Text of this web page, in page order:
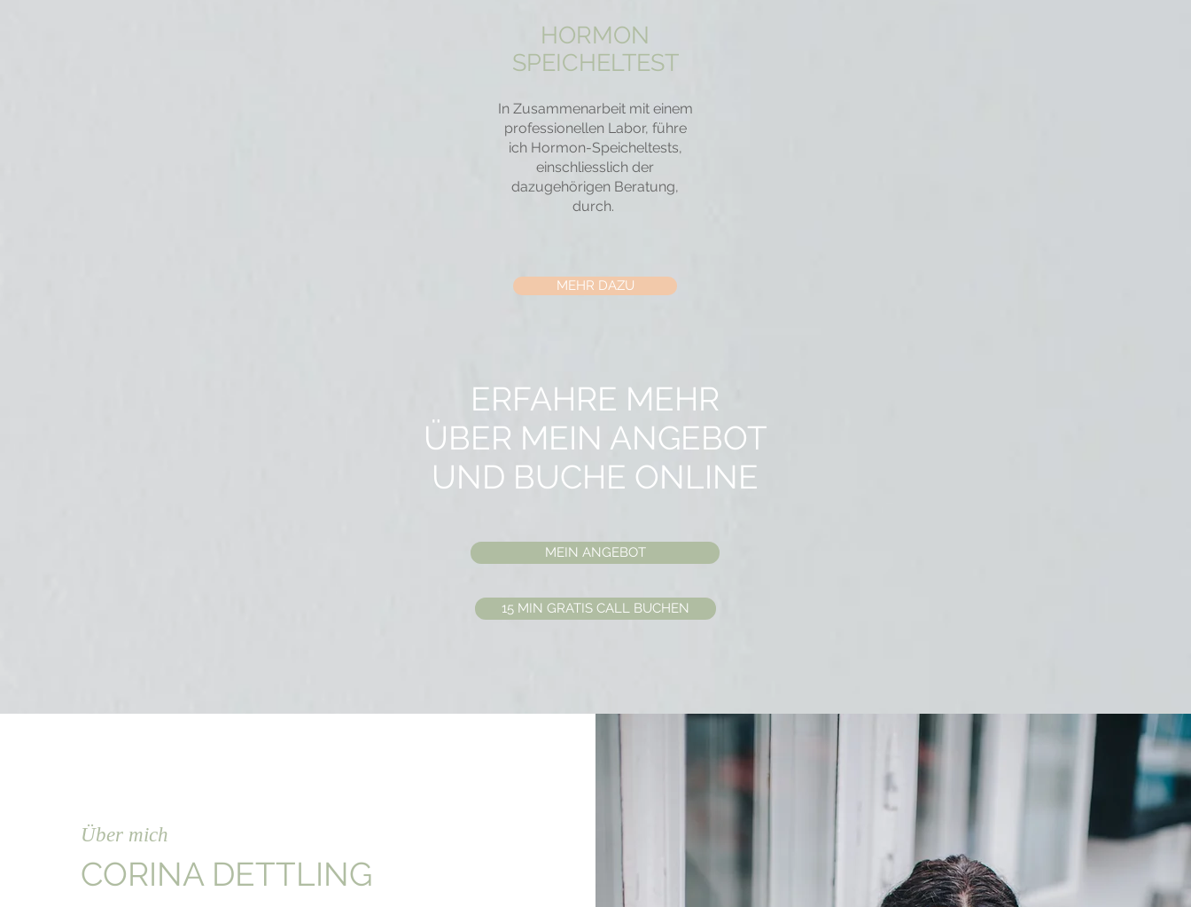
HORMON
SPEICHELTEST
In Zusammenarbeit mit einem
professionellen Labor, führe
ich Hormon-Speicheltests,
einschliesslich der
dazugehörigen Beratung,
durch.
MEHR DAZU
ERFAHRE MEHR
ÜBER MEIN ANGEBOT
UND BUCHE ONLINE
MEIN ANGEBOT
15 MIN GRATIS CALL BUCHEN
​Über mich
CORINA DETTLING